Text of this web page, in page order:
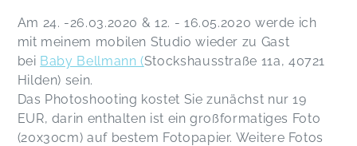
Am 24. -26.03.2020 & 12. - 16.05.2020 werde ich
mit meinem mobilen Studio wieder zu Gast
bei Baby Bellmann (Stockshausstraße 11a, 40721
Hilden) sein.
Das Photoshooting kostet Sie zunächst nur 19
EUR, darin enthalten ist ein großformatiges Foto
(20x30cm) auf bestem Fotopapier. Weitere Fotos